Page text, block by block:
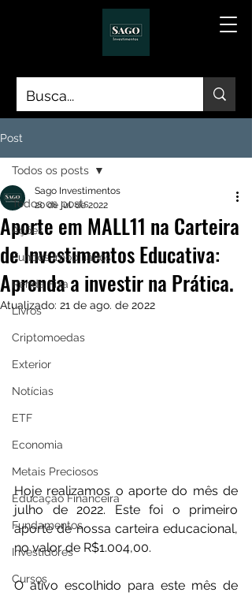
Post
Todos os posts
Ações
Fundos Imobiliários
Renda Fixa
Livros
Criptomoedas
Exterior
Notícias
ETF
Economia
Metais Preciosos
Educação Financeira
Fundamentos
Investidores
Cursos
Todos os posts
Aporte em MALL11 na Carteira
de Investimentos Educativa:
Aprenda a investir na Prática.
Sago Investimentos
20 de jul. de 2022
Atualizado: 21 de ago. de 2022
Hoje realizamos o aporte do mês de
julho de 2022. Este foi o primeiro
aporte de nossa carteira educacional,
no valor de R$1.004,00.
O ativo escolhido para este mês de